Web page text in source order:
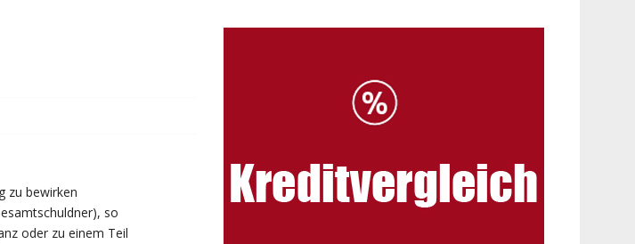
zu bewirken
so
oder zu einem Teil